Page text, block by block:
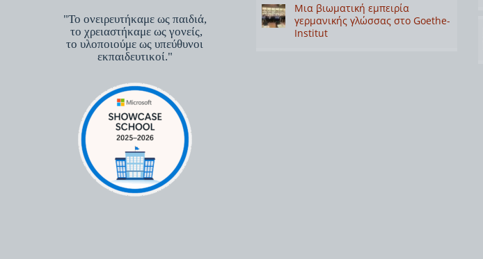
"Το ονειρευτήκαμε ως παιδιά,
το χρειαστήκαμε ως γονείς,
το υλοποιούμε ως υπεύθυνοι
εκπαιδευτικοί."
Μια βιωματική εμπειρία
γερμανικής γλώσσας στο Goethe-
Institut